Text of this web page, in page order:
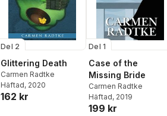
Del 2
Glittering Death
Carmen Radtke
Häftad, 2020
162 kr
Del 1
Case of the
Missing Bride
Carmen Radtke
Häftad, 2019
199 kr